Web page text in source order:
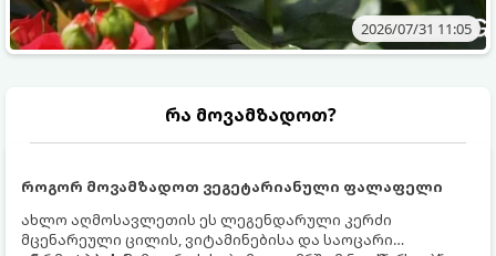
2026/07/31 11:05
რა მოვამზადოთ?
როგორ მოვამზადოთ ვეგეტარიანული ფალაფელი
ახლო აღმოსავლეთის ეს ლეგენდარული კერძი
მცენარეული ცილის, ვიტამინებისა და საოცარი